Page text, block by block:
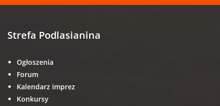
Strefa Podlasianina
Ogłoszenia
Forum
Kalendarz imprez
Konkursy